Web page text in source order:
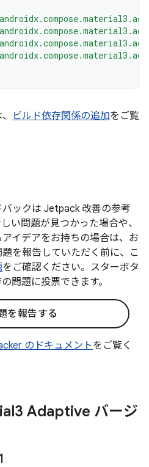
ビルド依存関係の追加をご覧
ックは Jetpack 改善の参考
い問題が見つかった場合や、
イデアをお持ちの場合は、お
を報告していただく前に、こ
をご確認ください。スターボタ
問題に投票できます。
を報告する
のドキュメントをご覧く
Adaptive バージ